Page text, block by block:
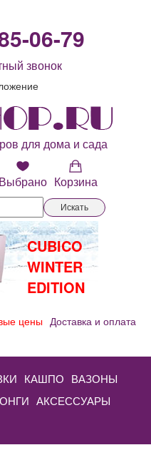
06-79
звонок
для дома и сада
Выбрано Корзина
Искать
цены Доставка и оплата
КАШПО ВАЗОНЫ
АКСЕССУАРЫ